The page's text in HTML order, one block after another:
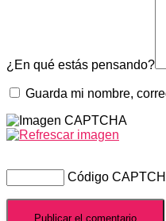
¿En qué estás pensando?
Guarda mi nombre,
Código